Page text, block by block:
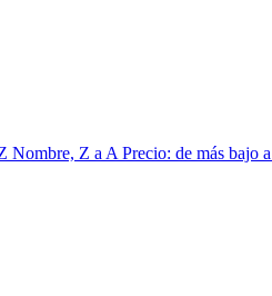
Nombre, Z a A Precio: de más bajo